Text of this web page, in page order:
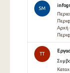
SM
Αρχή
TT